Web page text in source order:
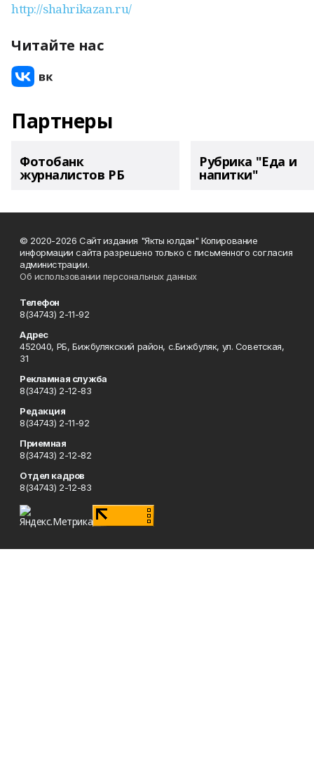
http://shahrikazan.ru/
Читайте нас
Партнеры
Фотобанк
журналистов РБ
Рубрика "Еда и
напитки"
© 2020-2026 Сайт издания "Якты юлдан" Копирование
информации сайта разрешено только с письменного согласия
администрации.
Об использовании персональных данных
Телефон
8(34743) 2-11-92
Адрес
452040, РБ, Бижбулякский район, с.Бижбуляк, ул. Советская,
31
Рекламная служба
8(34743) 2-12-83
Редакция
8(34743) 2-11-92
Приемная
8(34743) 2-12-82
Отдел кадров
8(34743) 2-12-83